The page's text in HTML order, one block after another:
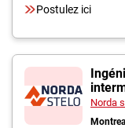
Postulez ici
Norda
Montreal